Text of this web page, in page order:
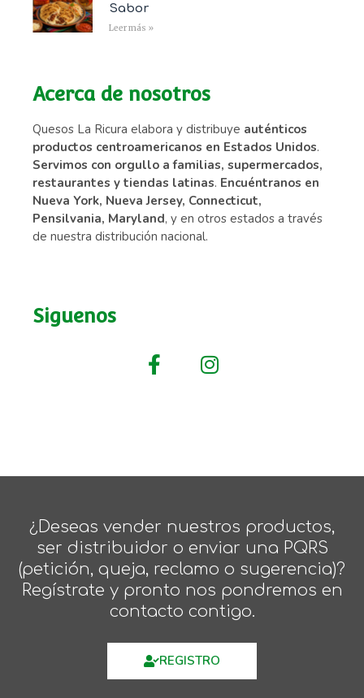
Sabor
Leer más »
Acerca de nosotros
Quesos La Ricura elabora y distribuye auténticos
productos centroamericanos en Estados Unidos.
Servimos con orgullo a familias, supermercados,
restaurantes y tiendas latinas. Encuéntranos en
Nueva York, Nueva Jersey, Connecticut,
Pensilvania, Maryland, y en otros estados a través
de nuestra distribución nacional.
Siguenos
¿Deseas vender nuestros productos,
ser distribuidor o enviar una PQRS
(petición, queja, reclamo o sugerencia)?
Regístrate y pronto nos pondremos en
contacto contigo.
REGISTRO